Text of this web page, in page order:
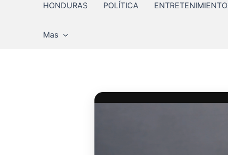
HONDURAS POLÍTICA ENTRETENIMIENTO
Mas